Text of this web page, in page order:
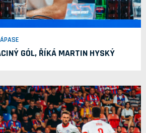
GÓL, ŘÍKÁ MARTIN HYSKÝ